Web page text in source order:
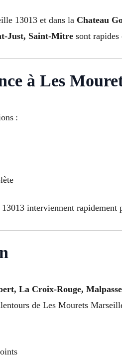
13013 et dans la Chateau
Just, Saint-Mitre sont rapides
à Les
:
interviennent rapidement
La Croix-Rouge,
de Les Mourets